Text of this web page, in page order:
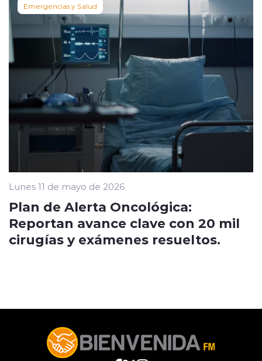
Emergencias y Salud
Lunes 11 de mayo de 2026
Plan de Alerta Oncológica:
Reportan avance clave con 20 mil
cirugías y exámenes resueltos.